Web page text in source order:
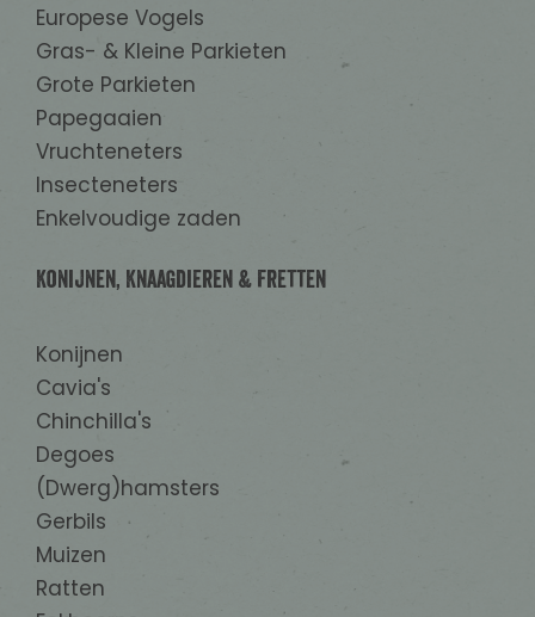
Europese Vogels
Gras- & Kleine Parkieten
Grote Parkieten
Papegaaien
Vruchteneters
Insecteneters
Enkelvoudige zaden
Konijnen, Knaagdieren & Fretten
Konijnen
Cavia's
Chinchilla's
Degoes
(Dwerg)hamsters
Gerbils
Muizen
Ratten